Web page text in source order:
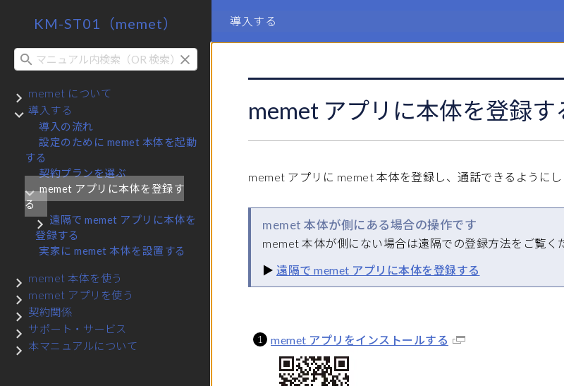
導入する
memet アプリに本体を登録す
memet アプリに memet 本体を登録し、通話できるようにし
memet 本体が側にある場合の操作です
memet 本体が側にない場合は遠隔での登録方法をご覧く
▶ 遠隔で memet アプリに本体を登録する
memet アプリをインストールする
KM-ST01（memet）
検索
サブメニュー memet について
memet について
サブメニュー 導入する
導入する
導入の流れ
設定のために memet 本体を起動
する
契約プランを選ぶ
サブメニュー memet アプリに本体を登録する
memet アプリに本体を登録す
る
サブメニュー 遠隔で memet アプリに本体を登録する
遠隔で memet アプリに本体を
登録する
実家に memet 本体を設置する
サブメニュー memet 本体を使う
memet 本体を使う
サブメニュー memet アプリを使う
memet アプリを使う
サブメニュー 契約関係
契約関係
サブメニュー サポート・サービス
サポート・サービス
サブメニュー 本マニュアルについて
本マニュアルについて